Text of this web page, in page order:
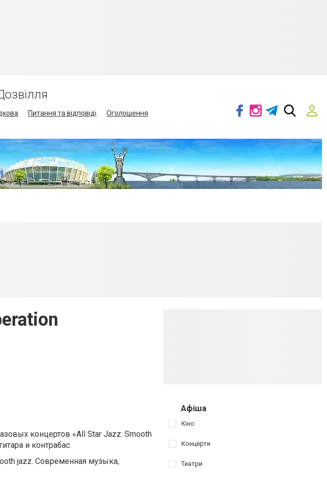
Питання та відповіді
Оголошення
концертов «All Star Jazz: Smooth
и контрабас.
jazz. Современная музыка,
Афіша
Кіно
Концерти
Театри